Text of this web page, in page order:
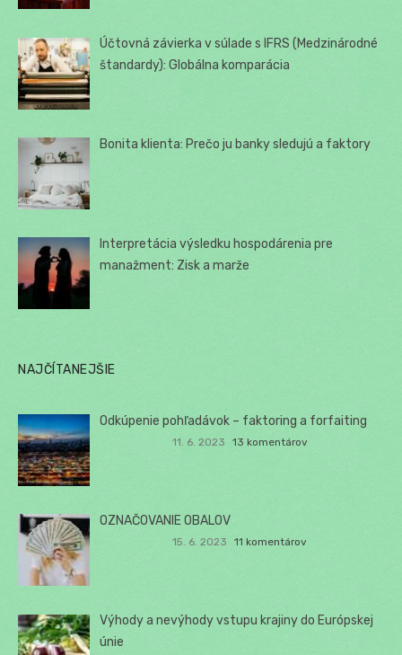
Účtovná závierka v súlade s IFRS (Medzinárodné
štandardy): Globálna komparácia
Bonita klienta: Prečo ju banky sledujú a faktory
Interpretácia výsledku hospodárenia pre
manažment: Zisk a marže
NAJČÍTANEJŠIE
Odkúpenie pohľadávok – faktoring a forfaiting
11. 6. 2023 13 komentárov
OZNAČOVANIE OBALOV
15. 6. 2023 11 komentárov
Výhody a nevýhody vstupu krajiny do Európskej
únie